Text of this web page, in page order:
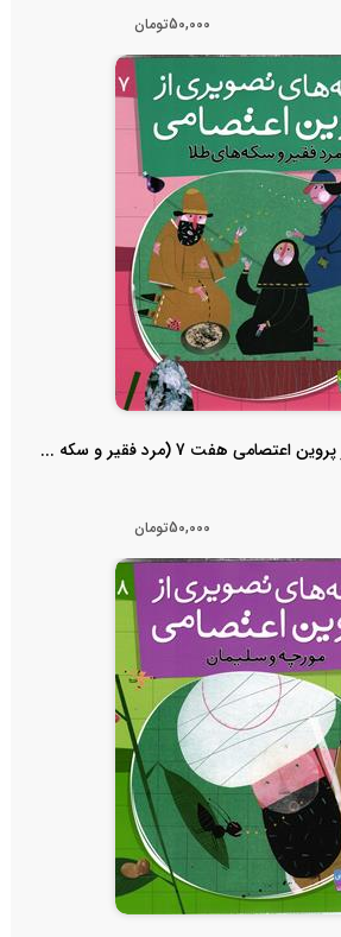
50,000تومان
هفت 7 (مرد فقیر و سکه ...
50,000تومان